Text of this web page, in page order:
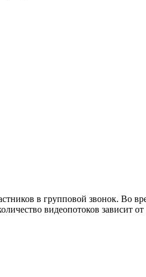
в групповой звонок. Во
видеопотоков